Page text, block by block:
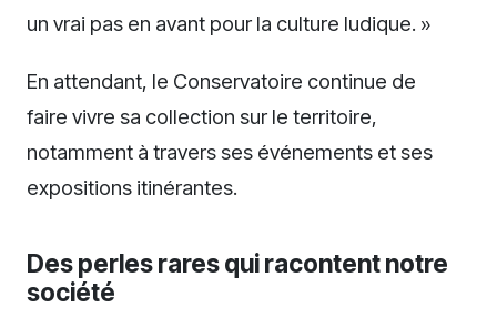
un vrai pas en avant pour la culture ludique. »
En attendant, le Conservatoire continue de
faire vivre sa collection sur le territoire,
notamment à travers ses événements et ses
expositions itinérantes.
Des perles rares qui racontent notre
société